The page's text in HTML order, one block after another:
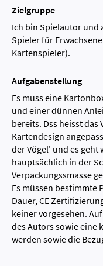
Zielgruppe
Ich bin Spielautor und
Spieler für
Kartenspieler).
Aufgabenstellung
Es muss eine
und einer dünnen
bereits. Dss heisst das
Kartendesign
der Vögel' und es geht
hauptsächlich in der
Verpackungssmasse
Es müssen bestimmte
Dauer, CE
keiner vorgesehen.
des Autors sowie eine
werden sowie die